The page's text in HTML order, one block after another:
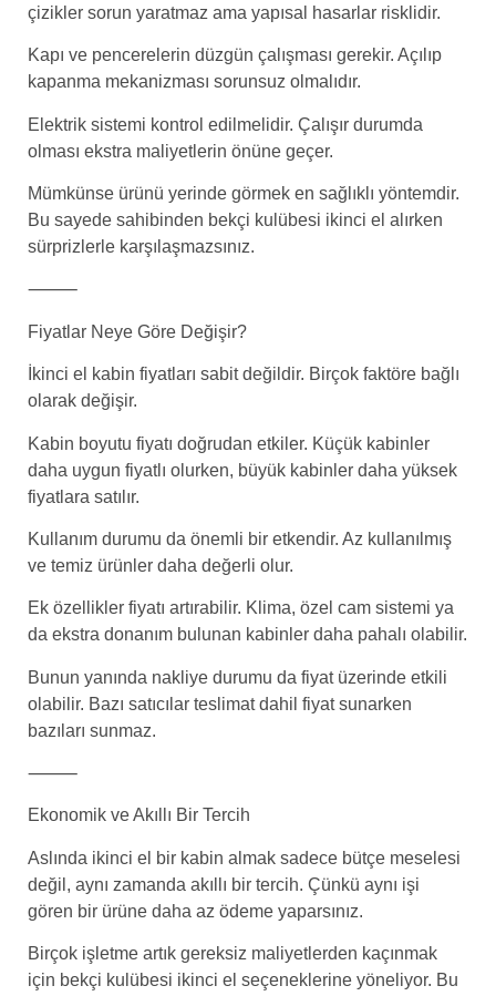
çizikler sorun yaratmaz ama yapısal hasarlar risklidir.
Kapı ve pencerelerin düzgün çalışması gerekir. Açılıp
kapanma mekanizması sorunsuz olmalıdır.
Elektrik sistemi kontrol edilmelidir. Çalışır durumda
olması ekstra maliyetlerin önüne geçer.
Mümkünse ürünü yerinde görmek en sağlıklı yöntemdir.
Bu sayede sahibinden bekçi kulübesi ikinci el alırken
sürprizlerle karşılaşmazsınız.
⸻
Fiyatlar Neye Göre Değişir?
İkinci el kabin fiyatları sabit değildir. Birçok faktöre bağlı
olarak değişir.
Kabin boyutu fiyatı doğrudan etkiler. Küçük kabinler
daha uygun fiyatlı olurken, büyük kabinler daha yüksek
fiyatlara satılır.
Kullanım durumu da önemli bir etkendir. Az kullanılmış
ve temiz ürünler daha değerli olur.
Ek özellikler fiyatı artırabilir. Klima, özel cam sistemi ya
da ekstra donanım bulunan kabinler daha pahalı olabilir.
Bunun yanında nakliye durumu da fiyat üzerinde etkili
olabilir. Bazı satıcılar teslimat dahil fiyat sunarken
bazıları sunmaz.
⸻
Ekonomik ve Akıllı Bir Tercih
Aslında ikinci el bir kabin almak sadece bütçe meselesi
değil, aynı zamanda akıllı bir tercih. Çünkü aynı işi
gören bir ürüne daha az ödeme yaparsınız.
Birçok işletme artık gereksiz maliyetlerden kaçınmak
için bekçi kulübesi ikinci el seçeneklerine yöneliyor. Bu